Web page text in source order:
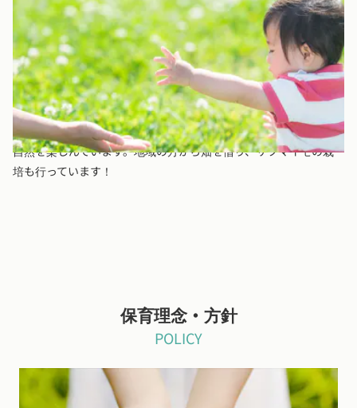
京進のほいくえん HOPPAmycketにしはらは、広島市の認可保育
園です。
園舎はバリアフリー。0歳児の部屋には畳があり、安全な保育がで
きるよう整えています。
近くには楽しい公園がたくさん！電車が見えたり、広い砂場があ
ったり。散歩途中は季節の植物をみながら、子どもたちと一緒に
自然を楽しんでいます。地域の方から畑を借り、サツマイモの栽
培も行っています！
保育理念・方針
POLICY